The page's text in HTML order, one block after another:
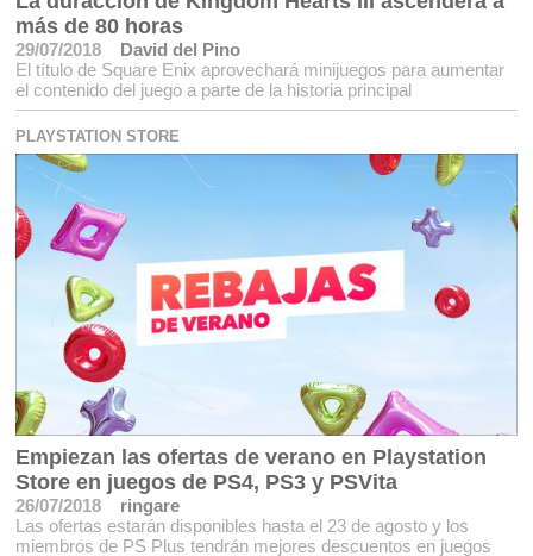
más de 80 horas
29/07/2018
David del Pino
El título de Square Enix aprovechará minijuegos para aumentar
el contenido del juego a parte de la historia principal
PLAYSTATION STORE
Empiezan las ofertas de verano en Playstation
Store en juegos de PS4, PS3 y PSVita
26/07/2018
ringare
Las ofertas estarán disponibles hasta el 23 de agosto y los
miembros de PS Plus tendrán mejores descuentos en juegos